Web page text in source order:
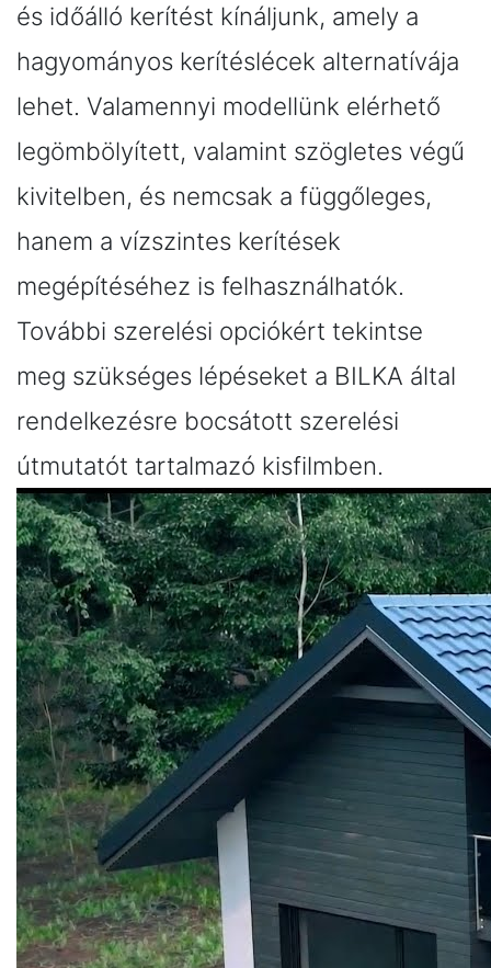
és időálló kerítést kínáljunk, amely a
hagyományos kerítéslécek alternatívája
lehet. Valamennyi modellünk elérhető
legömbölyített, valamint szögletes végű
kivitelben, és nemcsak a függőleges,
hanem a vízszintes kerítések
megépítéséhez is felhasználhatók.
További szerelési opciókért tekintse
meg szükséges lépéseket a BILKA által
rendelkezésre bocsátott szerelési
útmutatót tartalmazó kisfilmben.